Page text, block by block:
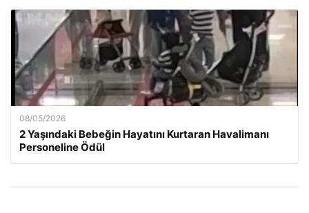
08/05/2026
2 Yaşındaki Bebeğin Hayatını Kurtaran Havalimanı
Personeline Ödül